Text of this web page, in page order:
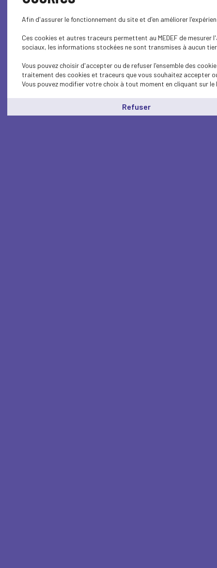
Afin d'assurer le fonctionnement du site et d'en améliorer
Ces cookies et autres traceurs permettent au MEDEF de
sociaux, les informations stockées ne sont transmises à aucun
Vous pouvez choisir d'accepter ou de refuser l'ensemble des
traitement des cookies et traceurs que vous souhaitez accepter
Vous pouvez modifier votre choix à tout moment en cliquant sur le
Refuser